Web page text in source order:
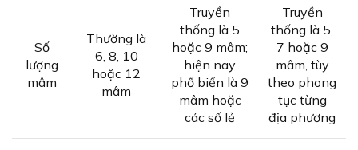
Số
lượng
mâm
Thường là
6, 8, 10
hoặc 12
mâm
Truyền
thống là 5
hoặc 9 mâm;
hiện nay
phổ biến là 9
mâm hoặc
các số lẻ
Truyền
thống là 5,
7 hoặc 9
mâm, tùy
theo phong
tục từng
địa phương